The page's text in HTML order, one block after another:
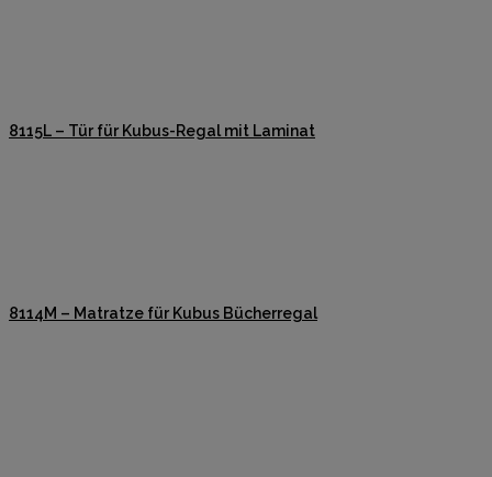
8115L – Tür für Kubus-Regal mit Laminat
8114M – Matratze für Kubus Bücherregal